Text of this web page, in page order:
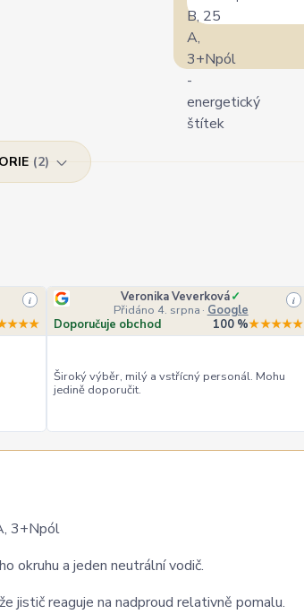
2
i Veronika Veverková✓
Přidáno 4. srpna · Google
i
Doporučuje obchod 100 %★★★★★
Široký výběr, milý a vstřícný personál. Mohu
jedině doporučit.
3+Npól
okruhu a jeden neutrální vodič.
jistič reaguje na nadproud relativně pomalu.